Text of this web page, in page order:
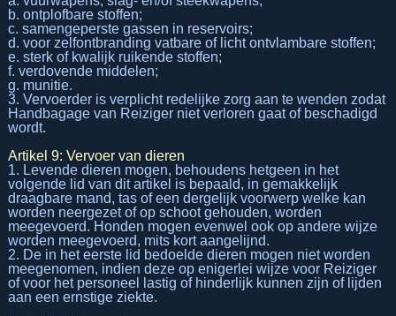
b. ontplofbare stoffen;
c. samengeperste gassen in reservoirs;
d. voor zelfontbranding vatbare of licht ontvlambare stoffen;
e. sterk of kwalijk ruikende stoffen;
f. verdovende middelen;
g. munitie.
3. Vervoerder is verplicht redelijke zorg aan te wenden zodat
Handbagage van Reiziger niet verloren gaat of beschadigd
wordt.
Artikel 9: Vervoer van dieren
1. Levende dieren mogen, behoudens hetgeen in het
volgende lid van dit artikel is bepaald, in gemakkelijk
draagbare mand, tas of een dergelijk voorwerp welke kan
worden neergezet of op schoot gehouden, worden
meegevoerd. Honden mogen evenwel ook op andere wijze
worden meegevoerd, mits kort aangelijnd.
2. De in het eerste lid bedoelde dieren mogen niet worden
meegenomen, indien deze op enigerlei wijze voor Reiziger
of voor het personeel lastig of hinderlijk kunnen zijn of lijden
aan een ernstige ziekte.